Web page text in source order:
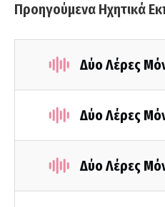
Προηγούμενα Ηχητικά
Δύο Λέρες
Δύο Λέρες
Δύο Λέρες